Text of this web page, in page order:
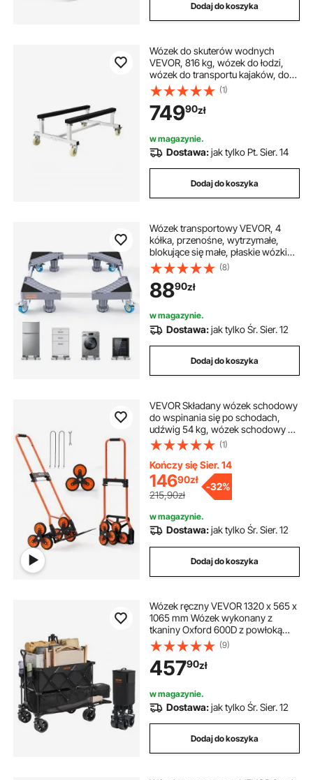
Dodaj do koszyka
Wózek do skuterów wodnych
VEVOR, 816 kg, wózek do łodzi,
wózek do transportu kajaków, do
przemieszczania jednostek
pływających, stałe miejsce do
cumowania z 4 obrotowymi
kółkami i 2 hamulcami, wózek do
wodowania kajaków,
poduszkowców, łodzi motorowych
(1)
74990zł
w magazynie.
Dostawa:jak tylko Pt. Sier. 14
Dodaj do koszyka
Wózek transportowy VEVOR, 4
kółka, przenośne, wytrzymałe,
blokujące się małe, płaskie wózki
transportowe do ciężkich mebli, 2
sztuki, 16" x 11", udźwig 500 funtów,
kolor czarny
(8)
8890zł
w magazynie.
Dostawa:jak tylko Śr. Sier. 12
Dodaj do koszyka
VEVOR Składany wózek schodowy
do wspinania się po schodach,
udźwig 54 kg, wózek schodowy z
teleskopową rączką, 6 kółek i 2
pasami napinającymi, wózek
transportowy, wózek schodowy do
wspinania się po schodach, idealny
do domu, na zakupy i do magazynu
(1)
Kończy się Sier. 14
14690zł
215,90zł
-32%
w magazynie.
Dostawa:jak tylko Śr. Sier. 12
Dodaj do koszyka
Wózek ręczny VEVOR 1320 x 565 x
1065 mm Wózek wykonany z
tkaniny Oxford 600D z powłoką
PVC Wózek plażowy
wodoodporny, odporny na
promieniowanie UV maks. nośność
204 kg Wózek transportowy Wózek
na sprzęt Wózek ręczny
(9)
45790zł
w magazynie.
Dostawa:jak tylko Śr. Sier. 12
Dodaj do koszyka